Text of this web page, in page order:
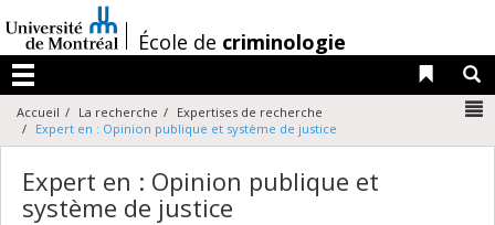
au
contenu
/École de criminologie
Menu
Liens
Accueil La recherche
Expertises de recherche
Expert en : Opinion publique et système de justice
Expert en : Opinion publique et
système de justice